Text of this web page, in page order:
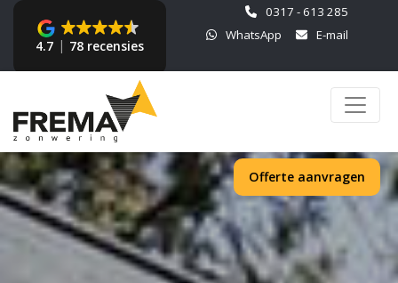
4.7 78 recensies
0317 - 613 285
WhatsApp
E-mail
Offerte aanvragen